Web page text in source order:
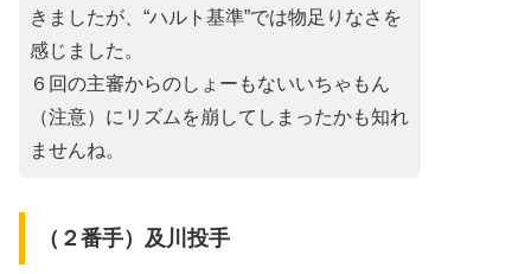
きましたが、“ハルト基準”では物足りなさを
感じました。
６回の主審からのしょーもないいちゃもん
（注意）にリズムを崩してしまったかも知れ
ませんね。
（２番手）及川投手